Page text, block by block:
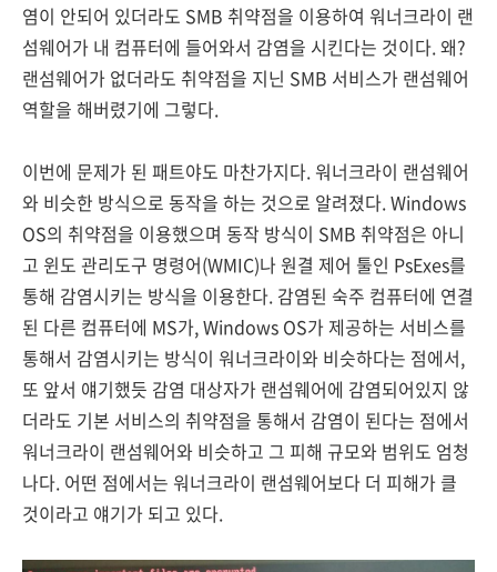
염이 안되어 있더라도 SMB 취약점을 이용하여 워너크라이 랜
섬웨어가 내 컴퓨터에 들어와서 감염을 시킨다는 것이다. 왜?
랜섬웨어가 없더라도 취약점을 지닌 SMB 서비스가 랜섬웨어
역할을 해버렸기에 그렇다.
이번에 문제가 된 패트야도 마찬가지다. 워너크라이 랜섬웨어
와 비슷한 방식으로 동작을 하는 것으로 알려졌다. Windows
OS의 취약점을 이용했으며 동작 방식이 SMB 취약점은 아니
고 윈도 관리도구 명령어(WMIC)나 원결 제어 툴인 PsExes를
통해 감염시키는 방식을 이용한다. 감염된 숙주 컴퓨터에 연결
된 다른 컴퓨터에 MS가, Windows OS가 제공하는 서비스를
통해서 감염시키는 방식이 워너크라이와 비슷하다는 점에서,
또 앞서 얘기했듯 감염 대상자가 랜섬웨어에 감염되어있지 않
더라도 기본 서비스의 취약점을 통해서 감염이 된다는 점에서
워너크라이 랜섬웨어와 비슷하고 그 피해 규모와 범위도 엄청
나다. 어떤 점에서는 워너크라이 랜섬웨어보다 더 피해가 클
것이라고 얘기가 되고 있다.